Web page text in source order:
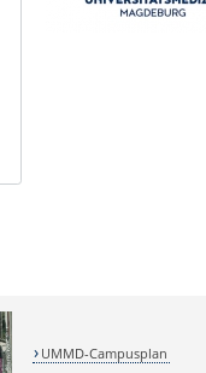
UMMD-Campusplan